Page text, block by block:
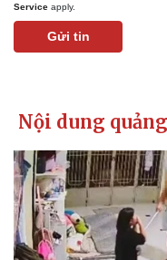
Pháp luật
Service apply.
Gửi tin